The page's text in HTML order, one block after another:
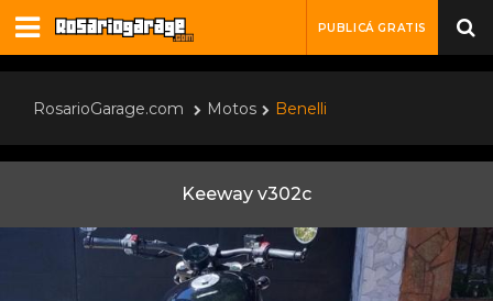
PUBLICÁ GRATIS
RosarioGarage.com Motos Benelli
Keeway v302c